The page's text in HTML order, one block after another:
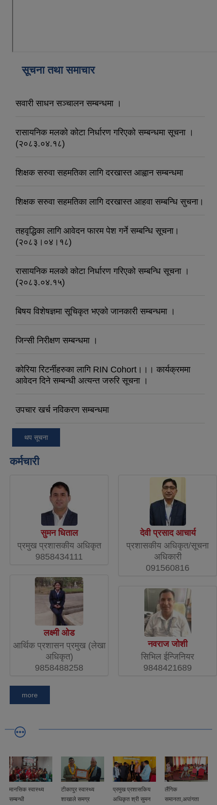
सूचना तथा समाचार
सवारी साधन सञ्चालन सम्बन्धमा ।
रासायनिक मलको कोटा निर्धारण गरिएको सम्बन्धमा सूचना ।
(२०८३.०४.१८)
शिक्षक सरुवा सहमतिका लागि दरखास्त आह्वान सम्बन्धमा
शिक्षक सरुवा सहमतिका लागि दरखास्त आहवा सम्बन्धि सुचना।
तहवृद्धिका लागि आवेदन फारम पेश गर्ने सम्बन्धि सूचना।
(२०८३।०४।१८)
रासायनिक मलको कोटा निर्धारण गरिएको सम्बन्धि सूचना ।
(२०८३.०४.१५)
बिषय विशेषज्ञमा सूचिकृत भएको जानकारी सम्बन्धमा ।
जिन्सी निरीक्षण सम्बन्धमा ।
कोरिया रिटर्नीहरुका लागि RIN Cohort।।। कार्यक्रममा
आवेदन दिने सम्बन्धी अत्यन्त जरुरि सूचना ।
उपचार खर्च नविकरण सम्बन्धमा
थप सूचना
कर्मचारी
सुमन धिताल
प्रमुख प्रशासकीय अधिकृत
9858434111
लक्ष्मी ओड
आर्थिक प्रशासन प्रमुख (लेखा
अधिकृत)
9858488258
देवी प्रसाद आचार्य
प्रशासकीय अधिकृत/सूचना
अधिकारी
091560816
नवराज जोशी
सिभिल ईन्जिनियर
9848421689
more
मानसिक स्वास्थ्य
सम्बन्धी
टीकापुर स्वास्थ्य
शाखाले समग्र
प्रमुख प्रशासकिय
अधिकृत श्री सुमन
लैंगिक
समानता,अपांगता